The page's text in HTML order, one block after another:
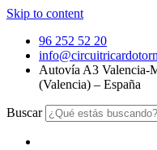
Skip to content
96 252 52 20
Autovía A3 Valencia-
(Valencia) – España
Buscar